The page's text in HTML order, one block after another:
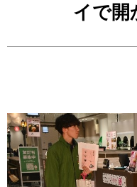
イで開